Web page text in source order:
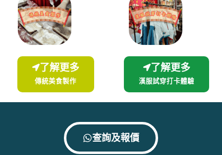
了解更多
傳統美食製作
了解更多
漢服試穿打卡體驗
查詢及報價